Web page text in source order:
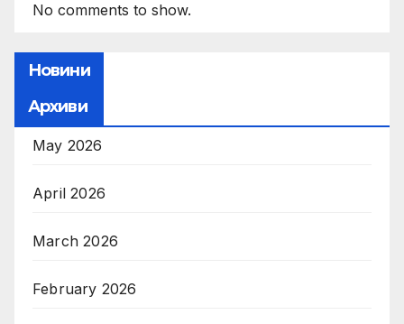
No comments to show.
Новини
Архиви
May 2026
April 2026
March 2026
February 2026